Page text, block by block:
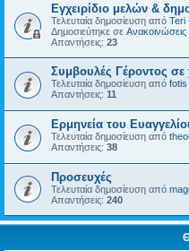
Εγχειρίδιο μελών &
Τελευταία δημοσίευση από Teri
Δημοσιεύτηκε σε
Απαντήσεις: 23
Συμβουλές Γέροντος
Τελευταία δημοσίευση από fotis
Απαντήσεις: 11
Eρμηνεία του
Τελευταία δημοσίευση από
Απαντήσεις: 38
Προσευχές
Τελευταία δημοσίευση από
Απαντήσεις: 240